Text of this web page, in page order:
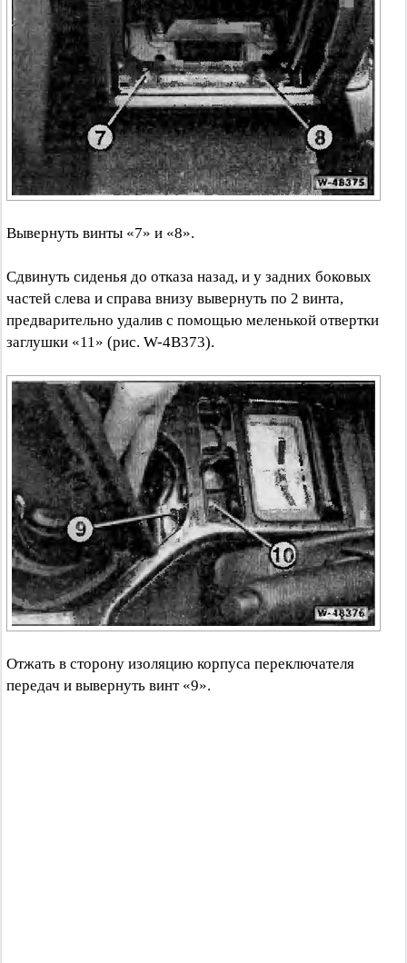
Вывернуть винты «7» и «8».
Сдвинуть сиденья до отказа назад, и у задних боковых
частей слева и справа внизу вывернуть по 2 винта,
предварительно удалив с помощью меленькой отвертки
заглушки «11» (рис. W-4B373).
Отжать в сторону изоляцию корпуса переключателя
передач и вывернуть винт «9».